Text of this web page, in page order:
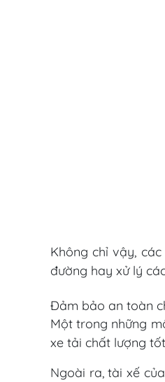
Không chỉ vậy,
đường hay xử lý
Đảm bảo an toàn
Một trong những
xe tải chất lượng
Ngoài ra, tài xế